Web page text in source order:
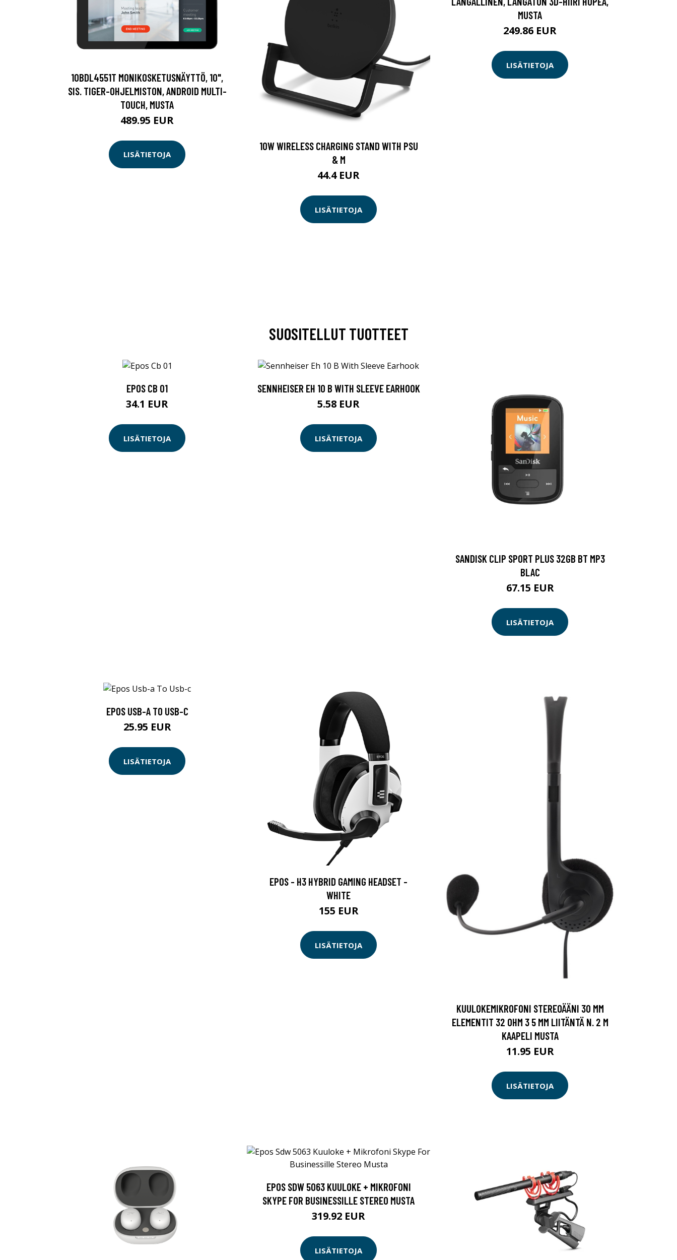
10BDL4551T MONIKOSKETUSNÄYTTÖ, 10",
SIS. TIGER-OHJELMISTON, ANDROID MULTI-
TOUCH, MUSTA
489.95 EUR
LISÄTIETOJA
10W WIRELESS CHARGING STAND WITH PSU
& M
44.4 EUR
LISÄTIETOJA
MUSTA
249.86 EUR
LISÄTIETOJA
SUOSITELLUT TUOTTEET
EPOS CB 01
34.1 EUR
LISÄTIETOJA
SENNHEISER EH 10 B WITH SLEEVE EARHOOK
5.58 EUR
LISÄTIETOJA
SANDISK CLIP SPORT PLUS 32GB BT MP3
BLAC
67.15 EUR
LISÄTIETOJA
EPOS USB-A TO USB-C
25.95 EUR
LISÄTIETOJA
EPOS - H3 HYBRID GAMING HEADSET -
WHITE
155 EUR
LISÄTIETOJA
KUULOKEMIKROFONI STEREOÄÄNI 30 MM
ELEMENTIT 32 OHM 3 5 MM LIITÄNTÄ N. 2 M
KAAPELI MUSTA
11.95 EUR
LISÄTIETOJA
EPOS SDW 5063 KUULOKE + MIKROFONI
SKYPE FOR BUSINESSILLE STEREO MUSTA
319.92 EUR
LISÄTIETOJA